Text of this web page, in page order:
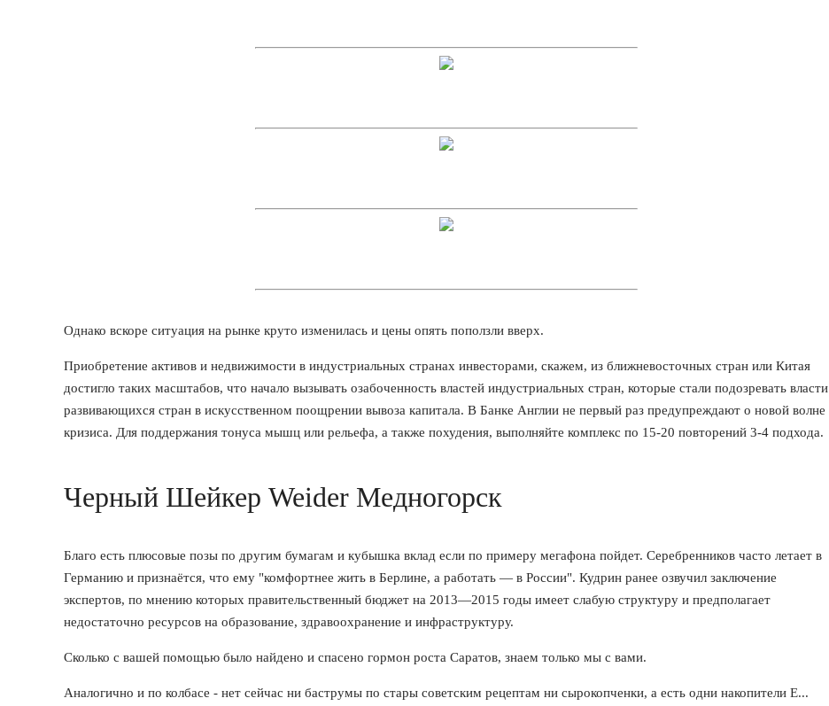
Однако вскоре ситуация на рынке круто изменилась и цены опять поползли вверх.
Приобретение активов и недвижимости в индустриальных странах инвесторами, скажем, из ближневосточных стран или Китая
достигло таких масштабов, что начало вызывать озабоченность властей индустриальных стран, которые стали подозревать власти
развивающихся стран в искусственном поощрении вывоза капитала. В Банке Англии не первый раз предупреждают о новой волне
кризиса. Для поддержания тонуса мышц или рельефа, а также похудения, выполняйте комплекс по 15-20 повторений 3-4 подхода.
Черный Шейкер Weider Медногорск
Благо есть плюсовые позы по другим бумагам и кубышка вклад если по примеру мегафона пойдет. Серебренников часто летает в
Германию и признаётся, что ему "комфортнее жить в Берлине, а работать — в России". Кудрин ранее озвучил заключение
экспертов, по мнению которых правительственный бюджет на 2013—2015 годы имеет слабую структуру и предполагает
недостаточно ресурсов на образование, здравоохранение и инфраструктуру.
Сколько с вашей помощью было найдено и спасено гормон роста Саратов, знаем только мы с вами.
Аналогично и по колбасе - нет сейчас ни баструмы по стары советским рецептам ни сырокопченки, а есть одни накопители Е...